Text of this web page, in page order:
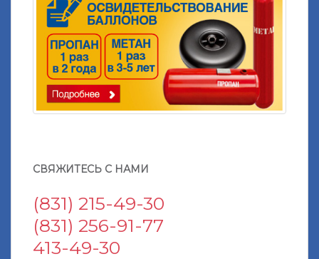
СВЯЖИТЕСЬ С НАМИ
(831) 215-49-30
(831) 256-91-77
413-49-30